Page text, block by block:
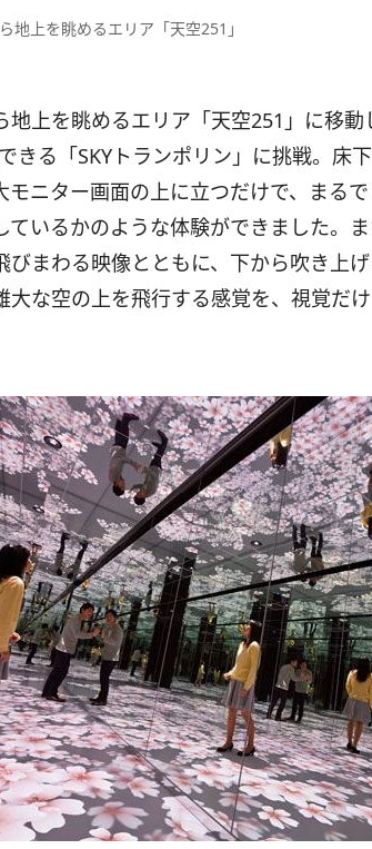
地上を眺めるエリア「天空251」
地上を眺めるエリア「天空251」に移
きる「SKYトランポリン」に挑戦。床
モニター画面の上に立つだけで、まる
ているかのような体験ができました。
びまわる映像とともに、下から吹き上
な空の上を飛行する感覚を、視覚だ